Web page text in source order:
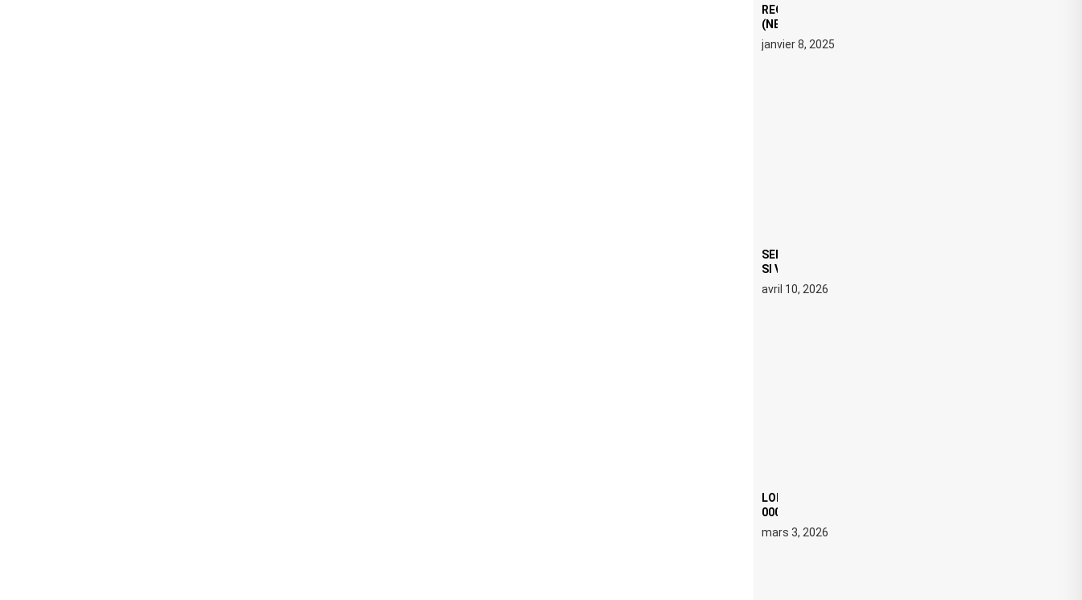
REGARD ÉDITORIAL SUR JE M’APPELLE TIM
(NETFLIX) : AVICII, OU LE DOUBLE VISAGE D’UNE
ICÔNE SURCHAUFFÉE
janvier 8, 2025
SERATO DJ PRO 4.0.6 : CE QUE ÇA CHANGE, MÊME
SI VOUS N’ÊTES NI DJ NI PRODUCTEUR·ICE
avril 10, 2026
LOI ANTI FREE PARTY : SIX MOIS DE PRISON ET 5
000 € D’AMENDE PROPOSÉS LE 9 AVRIL
mars 3, 2026